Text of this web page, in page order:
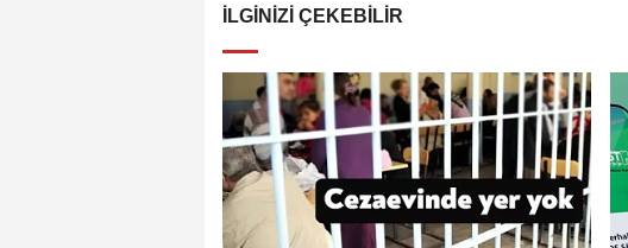
İLGINIZI ÇEKEBILIR